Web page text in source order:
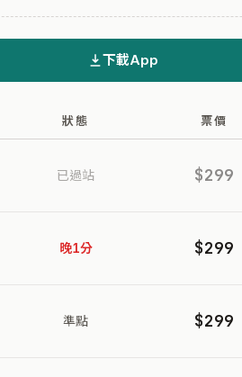
下載App
狀態 票價
已過站 $299
晚1分 $299
準點 $299